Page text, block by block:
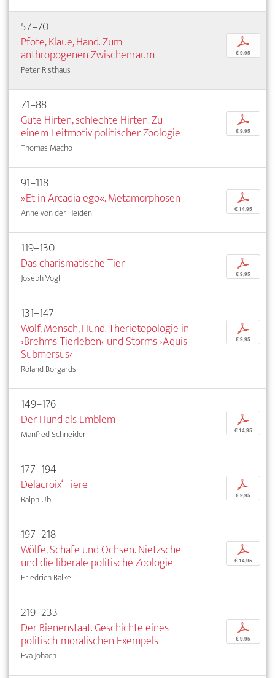
57–70
Pfote, Klaue, Hand. Zum
anthropogenen Zwischenraum
Peter Risthaus
p
€ 9,95
71–88
Gute Hirten, schlechte Hirten. Zu
einem Leitmotiv politischer Zoologie
Thomas Macho
p
€ 9,95
91–118
»Et in Arcadia ego«. Metamorphosen
Anne von der Heiden
p
€ 14,95
119–130
Das charismatische Tier
Joseph Vogl
p
€ 9,95
131–147
Wolf, Mensch, Hund. Theriotopologie in
›Brehms Tierleben‹ und Storms ›Aquis
Submersus‹
Roland Borgards
p
€ 9,95
149–176
Der Hund als Emblem
Manfred Schneider
p
€ 14,95
177–194
Delacroix‘ Tiere
Ralph Ubl
p
€ 9,95
197–218
Wölfe, Schafe und Ochsen. Nietzsche
und die liberale politische Zoologie
Friedrich Balke
p
€ 14,95
219–233
Der Bienenstaat. Geschichte eines
politisch-moralischen Exempels
Eva Johach
p
€ 9,95